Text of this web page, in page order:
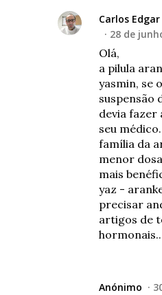
Carlos Edgar
28 de
Olá,
a pilula
yasmin, se
suspensão
devia fazer
seu
família da
menor
mais
yaz -
precisar
artigos de
Anónimo